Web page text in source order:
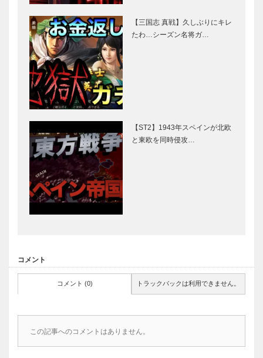
【三国志 真戦】久しぶりにキレ
たわ…シーズン名将ガ…
【ST2】1943年スペインが北欧
と東欧を同時侵攻…
コメント
コメント (0) トラックバックは利用できません。
この記事へのコメントはありません。